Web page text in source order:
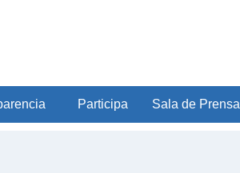
Participa Sala de Prensa